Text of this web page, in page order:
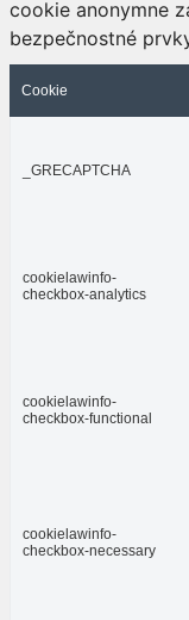
cookie anonymne
bezpečnostné
Cookie
_GRECAPTCHA
cookielawinfo-
checkbox-analytics
cookielawinfo-
checkbox-functional
cookielawinfo-
checkbox-necessary